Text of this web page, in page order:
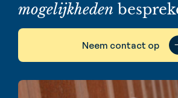
mogelijkheden
Neem contact op